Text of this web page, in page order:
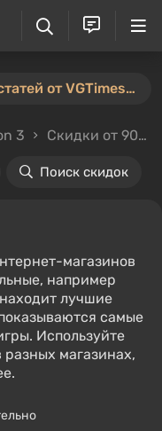
⚡️ Конкурс пользовательских статей от VGTimes продлён — участвуйте тут ⚡️
3 Скидки от 90%
Поиск скидок
магазинов
например
лучшие
самые
Используйте
магазинах,